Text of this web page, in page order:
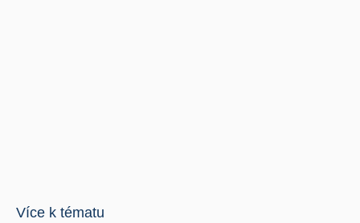
Více k tématu